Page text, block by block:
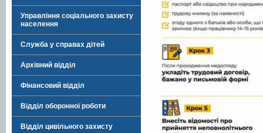
Управління соціального захисту
населення
Служба у справах дітей
Архівний відділ
Фінансовий відділ
Відділ оборонної роботи
Відділ цивільного захисту